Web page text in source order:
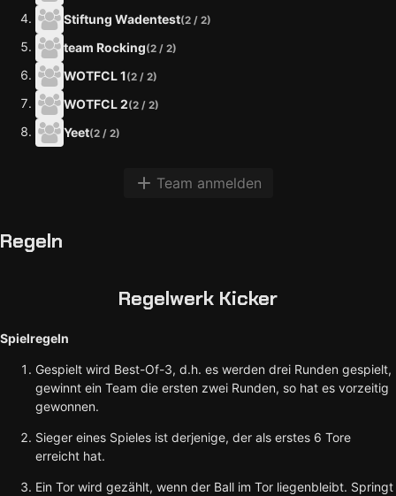
Stiftung Wadentest(2 / 2)
team Rocking(2 / 2)
WOTFCL 1(2 / 2)
WOTFCL 2(2 / 2)
Yeet(2 / 2)
Team anmelden
Regeln
Regelwerk Kicker
Spielregeln
Gespielt wird Best-Of-3, d.h. es werden drei Runden gespielt,
gewinnt ein Team die ersten zwei Runden, so hat es vorzeitig
gewonnen.
Sieger eines Spieles ist derjenige, der als erstes 6 Tore
erreicht hat.
Ein Tor wird gezählt, wenn der Ball im Tor liegenbleibt. Springt